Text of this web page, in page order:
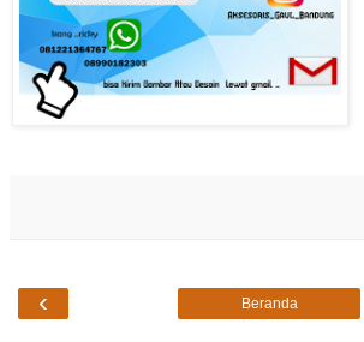
‹ Beranda